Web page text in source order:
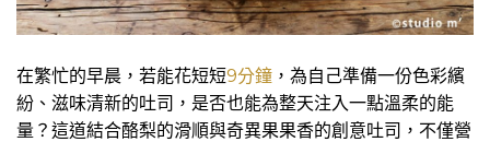
在繁忙的早晨，若能花短短9分鐘 ，為自己準備一份色彩繽
紛、滋味清新的吐司，是否也能為整天注入一點溫柔的能
量？這道結合酪梨的滑順與奇異果果香的創意吐司，不僅營